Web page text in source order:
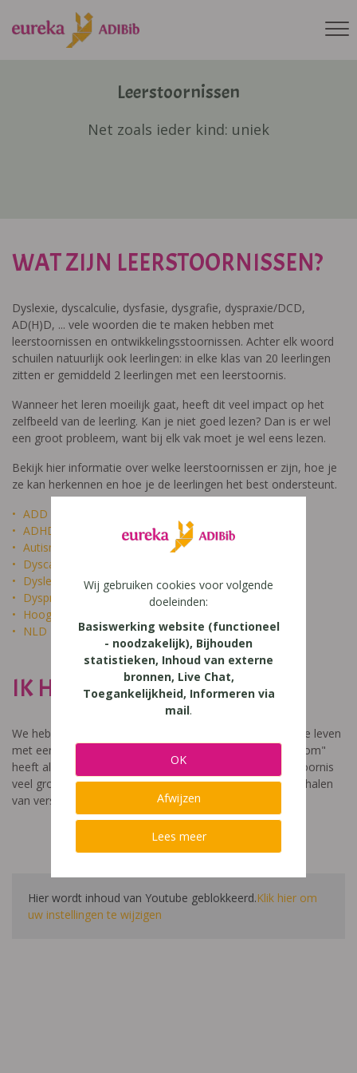
Leerstoornissen
Net zoals ieder kind: uniek
WAT ZIJN LEERSTOORNISSEN?
Dyslexie, dyscalculie, dysfasie, dysgrafie, dyspraxie/DCD,
AD(H)D, ... vele woorden die te maken hebben met
leerstoornissen en ontwikkelingsstoornissen. Achter elk woord
schuilen natuurlijk ook leerlingen: in elke klas van 20 leerlingen
zitten er gemiddeld 2 leerlingen met een leerstoornis.
Wanneer het leren moeilijk gaat, heeft dit veel impact op het
zelfbeeld van de leerling. Kan je niet goed lezen? Dan is er wel
een groot probleem, want bij elk vak moet je wel eens lezen.
Bekijk hier informatie over welke leerstoornissen er zijn, hoe je
ze kan herkennen en hoe je de leerlingen het best ondersteunt.
ADD
ADHD
Autisme
Dyscalculie
Dyslexie
Dyspraxie
Hoogbegaafdheid
NLD
IK HEET NIET DOM
We hebben een video gemaakt die toont hoe het is om te leven
met een leerstoornis. De film met als titel: "Ik heet niet dom"
heeft als doel aan te tonen dat de impact van een leerstoornis
veel groter is dan enkel wat je ziet in de klas. Je hoort verhalen
van verschillende leerlingen en ouders.
Hier wordt inhoud van Youtube geblokkeerd.Klik hier om
uw instellingen te wijzigen
Wij gebruiken cookies voor volgende
doeleinden:
Basiswerking website (functioneel
- noodzakelijk), Bijhouden
statistieken, Inhoud van externe
bronnen, Live Chat,
Toegankelijkheid, Informeren via
mail.
OK
Afwijzen
Lees meer